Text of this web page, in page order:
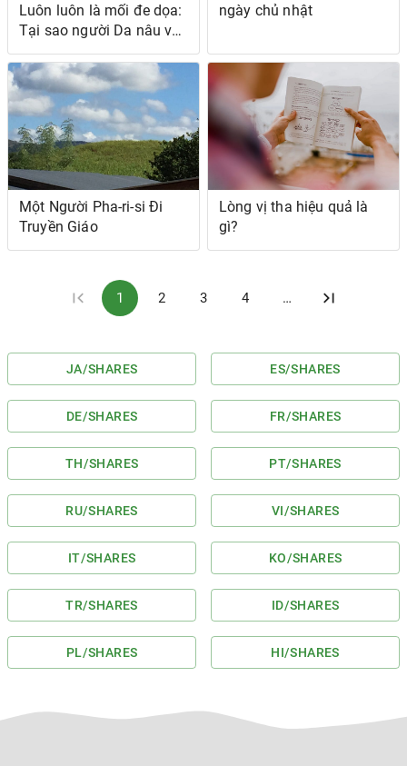
Luôn luôn là mối đe dọa:
Tại sao người Da nâu và
Da đen không thể thoải
mái ở Hoa Kỳ
ngày chủ nhật
Một Người Pha-ri-si Đi
Truyền Giáo
Lòng vị tha hiệu quả là
gì?
1 2 3 4 …
JA/SHARES ES/SHARES
DE/SHARES FR/SHARES
TH/SHARES PT/SHARES
RU/SHARES VI/SHARES
IT/SHARES KO/SHARES
TR/SHARES ID/SHARES
PL/SHARES HI/SHARES